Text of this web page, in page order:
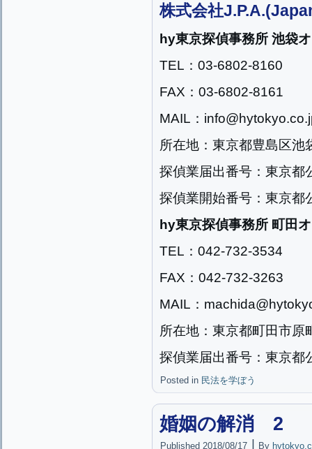
株式会社
hy東京探偵事務所 池袋
TEL：03-6802-8160
FAX：03-6802-8161
MAIL：
所在地：東京都豊島区池
探偵業届出番号：東京
探偵業開始番号：東京
hy東京探偵事務所 町田
TEL：042-732-3534
FAX：042-732-3263
MAIL：
所在地：東京都町田市原
探偵業届出番号：東京
Posted in 民法を学ぼう
婚姻の解消 2
Published 2018/08/17 | By